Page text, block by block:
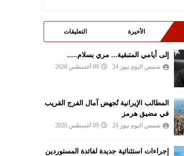
الأخيرة التعليقات
إلى أيامي المتبقية... مري بسلام.....
شمس اليوم نيوز 24 09 أغسطس 2026
المطالب الإيرانية تُجهض آمال الفرج القريب
في مضيق هرمز
شمس اليوم نيوز 24 09 أغسطس 2026
إجراءات استثنائية جديدة لفائدة المستوردين